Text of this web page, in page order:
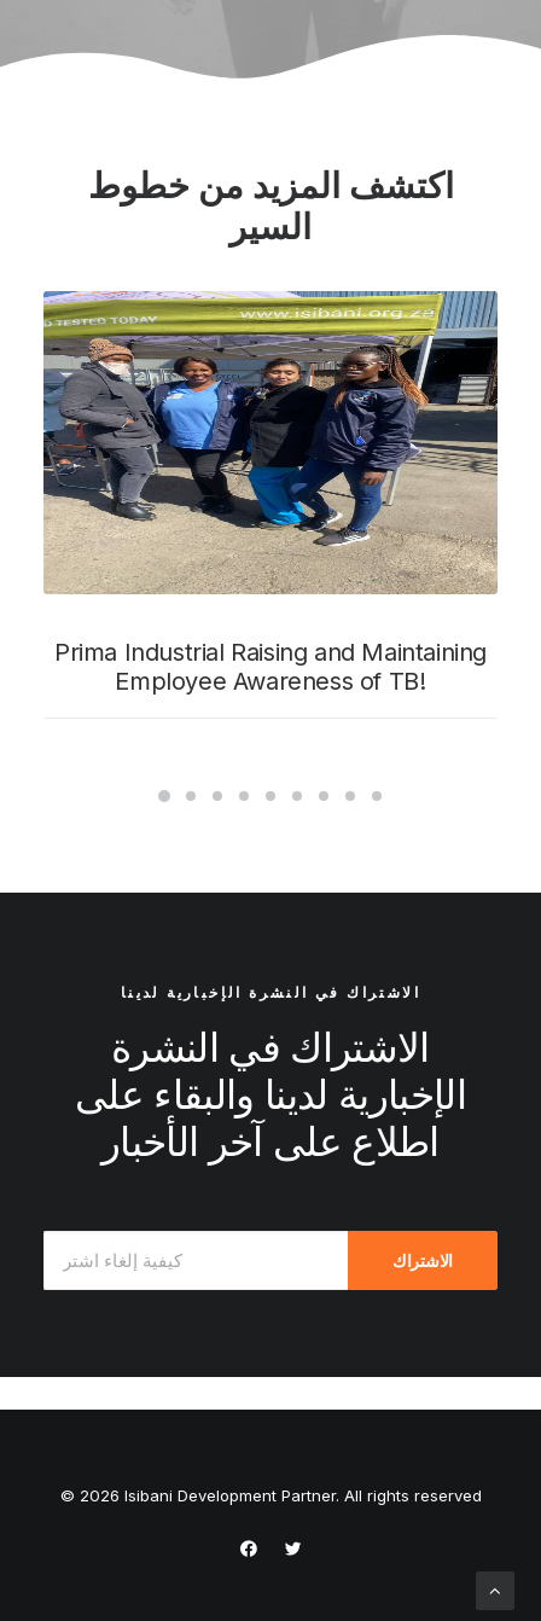
اكتشف المزيد من خطوط
السير
Prima Industrial Raising and Maintaining
Employee Awareness of TB!
الاشتراك في النشرة الإخبارية لدينا
الاشتراك في النشرة
الإخبارية لدينا والبقاء على
اطلاع على آخر الأخبار
© 2026 Isibani Development Partner. All rights reserved